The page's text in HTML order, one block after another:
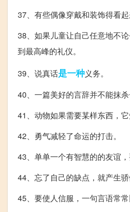
37、有些偶像穿戴和装饰得看
38、如果儿童让自己任意地不
到最高峰的礼仪。
39、说真话是一种义务。
40、一篇美好的言辞并不能抹
41、动物如果需要某样东西，
42、勇气减轻了命运的打击。
43、单单一个有智慧的的友谊
44、忘了自己的缺点，就产生骄
45、要使人信服，一句言语常常